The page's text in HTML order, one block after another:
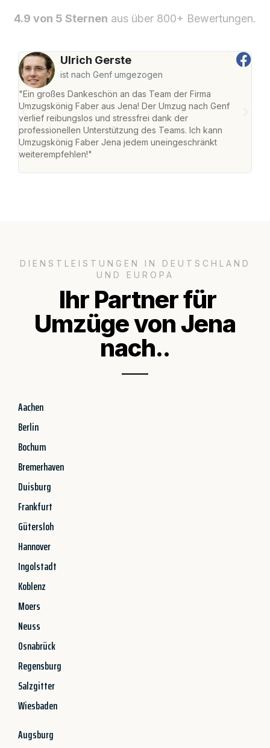
4.9 von 5 Sternen aus über 800+ Bewertungen.
Ulrich Gerste
ist nach Genf umgezogen
"Ein großes Dankeschön an das Team der Firma
Umzugskönig Faber aus Jena! Der Umzug nach Genf
verlief reibungslos und stressfrei dank der
professionellen Unterstützung des Teams. Ich kann
Umzugskönig Faber Jena jedem uneingeschränkt
weiterempfehlen!"
DIENSTLEISTUNGEN IN DEUTSCHLAND
UND EUROPA
Ihr Partner für
Umzüge von Jena
nach..
Aachen
Berlin
Bochum
Bremerhaven
Duisburg
Frankfurt
Gütersloh
Hannover
Ingolstadt
Koblenz
Moers
Neuss
Osnabrück
Regensburg
Salzgitter
Wiesbaden
Augsburg